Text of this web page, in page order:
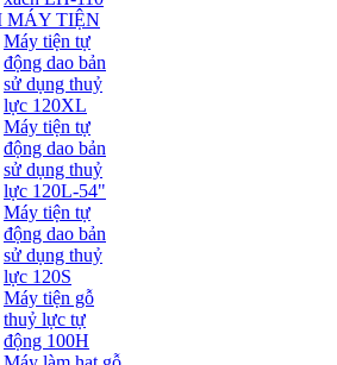
MÁY TIỆN
Máy tiện tự
động dao bản
sử dụng thuỷ
lực 120XL
Máy tiện tự
động dao bản
sử dụng thuỷ
lực 120L-54"
Máy tiện tự
động dao bản
sử dụng thuỷ
lực 120S
Máy tiện gỗ
thuỷ lực tự
động 100H